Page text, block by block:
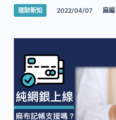
理財新知 2022/04/07 麻編